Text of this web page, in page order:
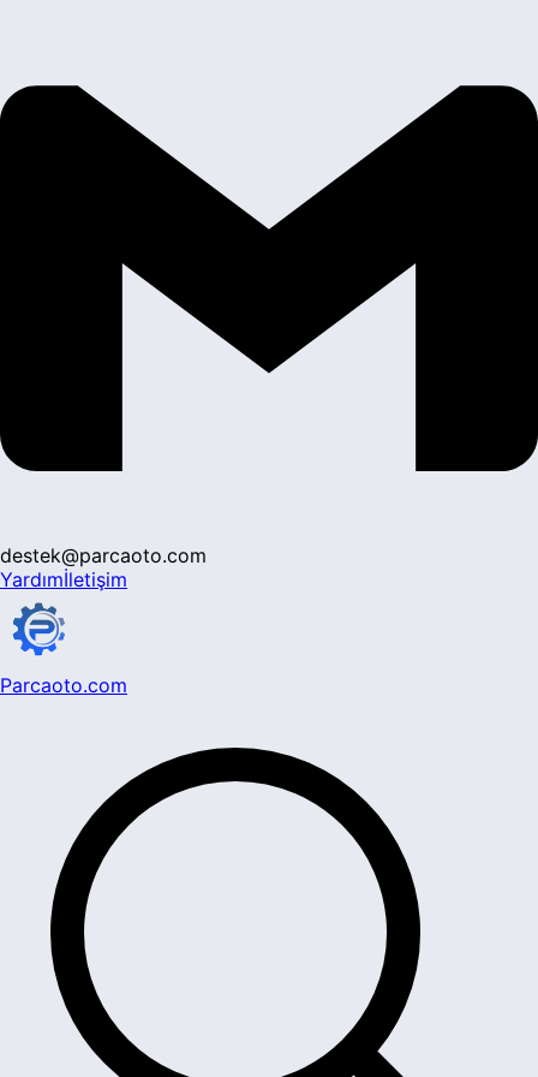
destek@parcaoto.com
Yardımİletişim
Parcaoto.com